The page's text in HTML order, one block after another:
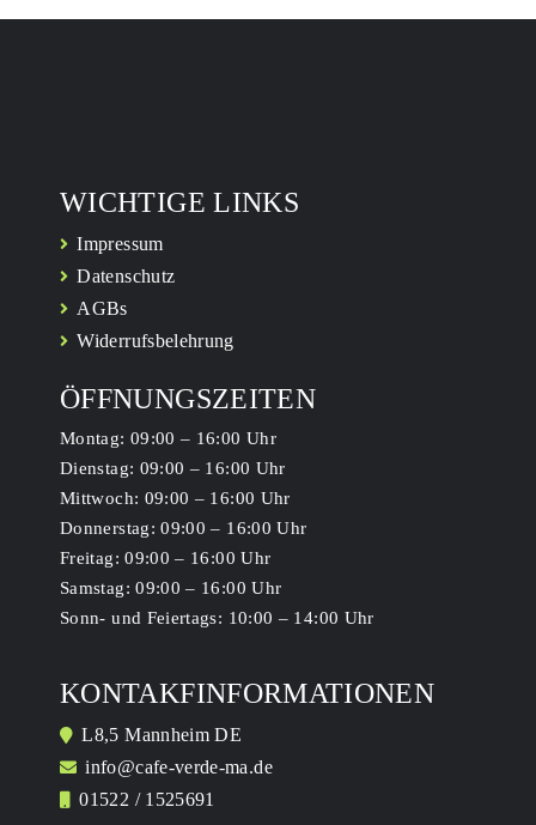
WICHTIGE LINKS
Impressum
Datenschutz
AGBs
Widerrufsbelehrung
ÖFFNUNGSZEITEN
Montag: 09:00 – 16:00 Uhr
Dienstag: 09:00 – 16:00 Uhr
Mittwoch: 09:00 – 16:00 Uhr
Donnerstag: 09:00 – 16:00 Uhr
Freitag: 09:00 – 16:00 Uhr
Samstag: 09:00 – 16:00 Uhr
Sonn- und Feiertags: 10:00 – 14:00 Uhr
KONTAKFINFORMATIONEN
L8,5 Mannheim DE
info@cafe-verde-ma.de
01522 / 1525691